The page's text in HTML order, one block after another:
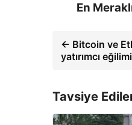
En
← Bitcoin ve
yatırımcı
Tavsiye